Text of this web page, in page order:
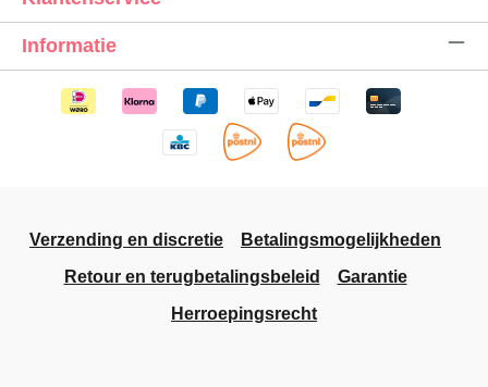
Informatie
Verzending en discretie
Betalingsmogelijkheden
Retour en terugbetalingsbeleid
Garantie
Herroepingsrecht